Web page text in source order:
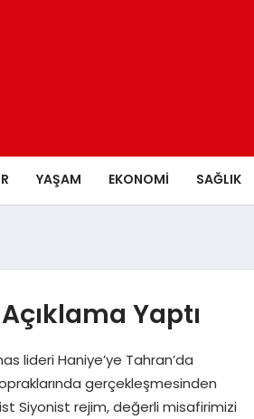
YAŞAM EKONOMI SAĞLIK
Yaptı
lideri Haniye’ye Tahran’da
gerçekleşmesinden
Siyonist rejim, değerli misafirimizi